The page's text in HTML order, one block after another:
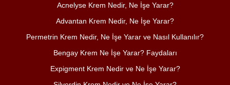
Acnelyse Krem Nedir, Ne İşe Yarar?
Advantan Krem Nedir, Ne İşe Yarar?
Permetrin Krem Nedir, Ne İşe Yarar ve Nasıl Kullanılır?
Bengay Krem Ne İşe Yarar? Faydaları
Expigment Krem Nedir ve Ne İşe Yarar?